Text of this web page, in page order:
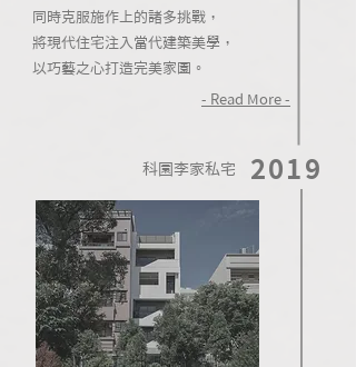
同時克服施作上的諸多挑戰，
將現代住宅注入當代建築美學，
以巧藝之心打造完美家園。
- Read More -
2019
科園李家私宅